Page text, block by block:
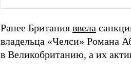
Ранее Британия ввела
владельца «Челси» Романа
в Великобританию, а их